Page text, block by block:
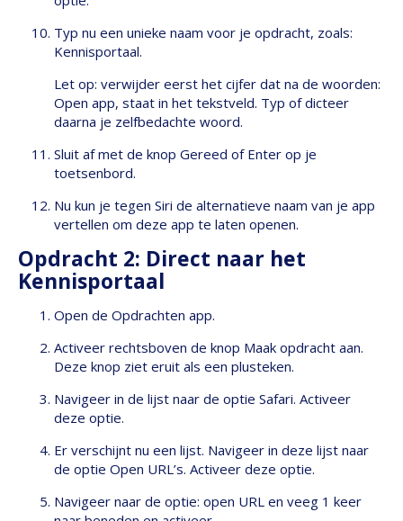
Typ nu een unieke naam voor je opdracht, zoals:
Kennisportaal.
Let op: verwijder eerst het cijfer dat na de woorden:
Open app, staat in het tekstveld. Typ of dicteer
daarna je zelfbedachte woord.
Sluit af met de knop Gereed of Enter op je
toetsenbord.
Nu kun je tegen Siri de alternatieve naam van je app
vertellen om deze app te laten openen.
Opdracht 2: Direct naar het
Kennisportaal
Open de Opdrachten app.
Activeer rechtsboven de knop Maak opdracht aan.
Deze knop ziet eruit als een plusteken.
Navigeer in de lijst naar de optie Safari. Activeer
deze optie.
Er verschijnt nu een lijst. Navigeer in deze lijst naar
de optie Open URL’s. Activeer deze optie.
Navigeer naar de optie: open URL en veeg 1 keer